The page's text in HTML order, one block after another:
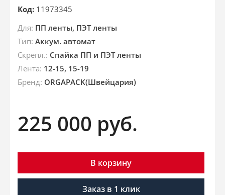
Код: 11973345
Для: ПП ленты, ПЭТ ленты
Тип: Аккум. автомат
Скрепл.: Спайка ПП и ПЭТ ленты
Лента: 12-15, 15-19
Брeнд: ORGAPACK(Швейцария)
225 000 руб.
В корзину
Заказ в 1 клик